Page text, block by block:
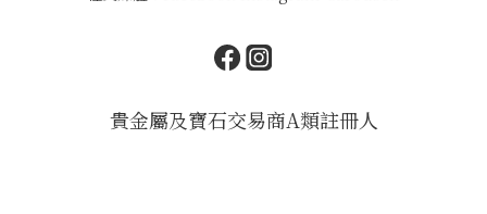
貴金屬及寶石交易商A類註冊人